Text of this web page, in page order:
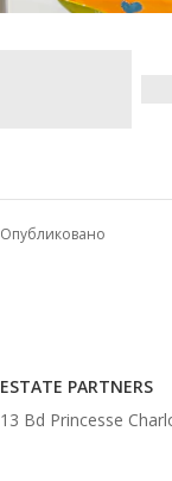
Опубликовано
ESTATE PARTNERS
13 Bd Princesse